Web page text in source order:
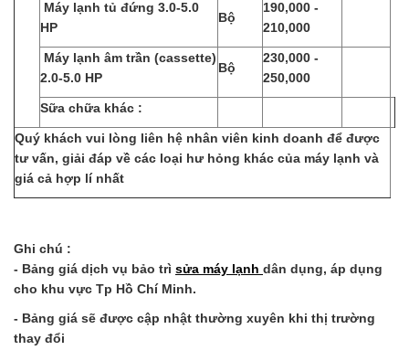
Máy lạnh tủ đứng 3.0-5.0
HP
Bộ
190,000 -
210,000
Máy lạnh âm trần (cassette)
2.0-5.0 HP
Bộ
230,000 -
250,000
Sữa chữa khác :
Quý khách vui lòng liên hệ nhân viên kinh doanh để được
tư vấn, giải đáp về các loại hư hỏng khác của máy lạnh và
giá cả hợp lí nhất
Ghi chú :
- Bảng giá dịch vụ bảo trì sửa máy lạnh dân dụng, áp dụng
cho khu vực Tp Hồ Chí Minh.
- Bảng giá sẽ được cập nhật thường xuyên khi thị trường
thay đổi